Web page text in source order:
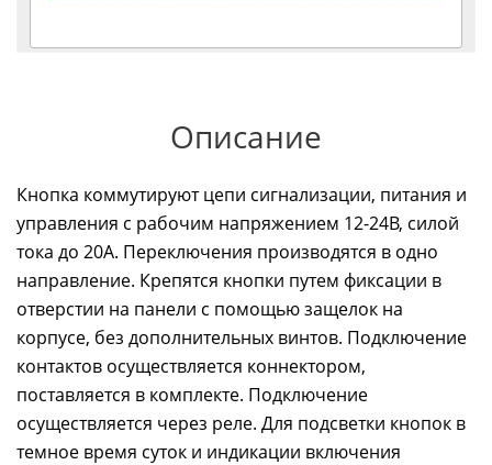
Описание
Кнопка коммутируют цепи сигнализации, питания и
управления с рабочим напряжением 12-24В, силой
тока до 20А. Переключения производятся в одно
направление. Крепятся кнопки путем фиксации в
отверстии на панели с помощью защелок на
корпусе, без дополнительных винтов. Подключение
контактов осуществляется коннектором,
поставляется в комплекте. Подключение
осуществляется через реле. Для подсветки кнопок в
темное время суток и индикации включения